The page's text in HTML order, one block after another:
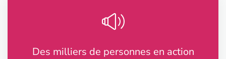
Des milliers de personnes en action